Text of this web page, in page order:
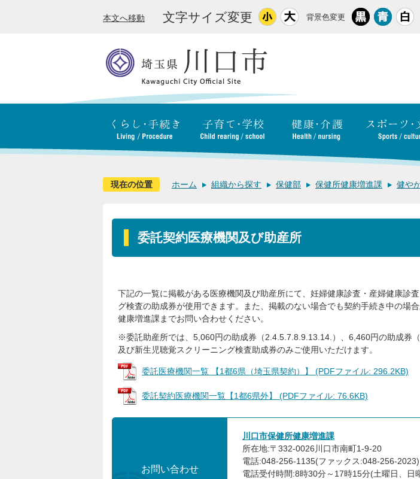
本文へ移動 文字サイズ変更 背景色変更
現在の位置 ホーム 組織から探す 保健部 保健所健康増進課 健や
委託契約医療機関及び助産所
下記の一覧に掲載がある医療機関及び助産所にて、妊婦健康診査・産婦健康診
グ検査の助成券が使用できます。また、掲載のない場合でも契約手続き中の場
健康増進課までお問い合わせください。
※委託助産所では、5,060円の助成券（2.4.5.7.8.9.13.14.）、6,460円の助成券
及び新生児聴覚スクリーニング検査助成券のみご使用いただけます。
委託医療機関一覧 【1都6県（埼玉県契約）】 (PDFファイル: 296.2KB)
委託契約医療機関一覧【1都6県外】 (PDFファイル: 76.6KB)
お問い合わせ
川口市保健所健康増進課
所在地:〒332-0026川口市南町1-9-20
電話:048-256-1135(ファックス:048-256-2023)
電話受付時間:8時30分～17時15分(土曜日、日